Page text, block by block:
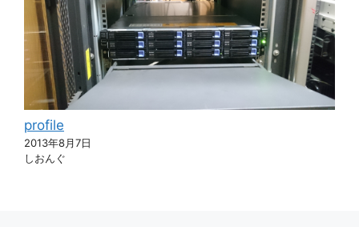
profile
2013年8月7日
しおんぐ